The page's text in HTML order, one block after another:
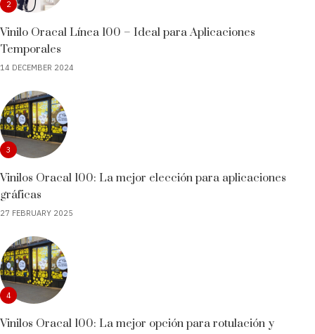
2
Vinilo Oracal Línea 100 – Ideal para Aplicaciones
Temporales
14 DECEMBER 2024
3
Vinilos Oracal 100: La mejor elección para aplicaciones
gráficas
27 FEBRUARY 2025
4
Vinilos Oracal 100: La mejor opción para rotulación y